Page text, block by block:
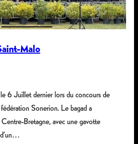
Malo
6 Juillet dernier lors du concours de
Sonerion. Le bagad a
Bretagne, avec une gavotte